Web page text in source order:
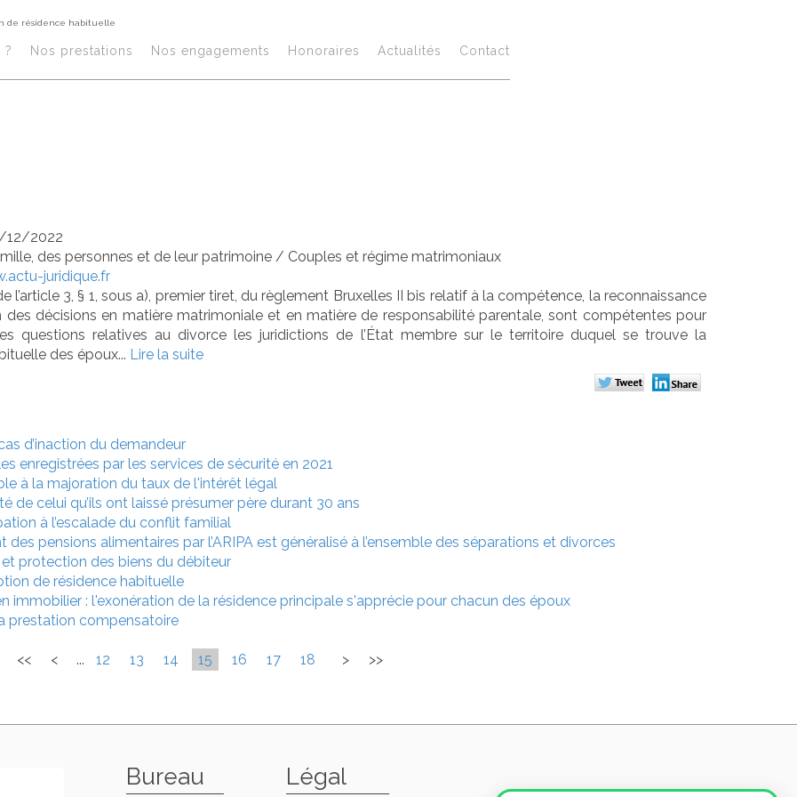
?​ Nos prestations​ Nos engagements Honoraires​ Actualités Contact
de résidence habituelle
en matière
12/2022
des personnes et de leur patrimoine / Couples et régime matrimoniaux
juridique.fr
l’article 3, § 1, sous a), premier tiret, du règlement Bruxelles II bis relatif à la compétence, la reconnaissance
des décisions en matière matrimoniale et en matière de responsabilité parentale, sont compétentes pour
questions relatives au divorce les juridictions de l’État membre sur le territoire duquel se trouve la
des époux... Lire la suite
d’inaction du demandeur
enregistrées par les services de sécurité en 2021
à la majoration du taux de l'intérêt légal
de celui qu’ils ont laissé présumer père durant 30 ans
à l’escalade du conflit familial
pensions alimentaires par l’ARIPA est généralisé à l’ensemble des séparations et divorces
protection des biens du débiteur
de résidence habituelle
immobilier : l'exonération de la résidence principale s'apprécie pour chacun des époux
prestation compensatoire
<< < ... 12 13 14 15 16 17 18 > >>
Bureau Légal